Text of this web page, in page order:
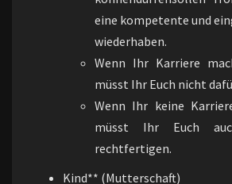
eine kompetente und
wiederhaben.
Wenn Ihr Karriere
müsst Ihr Euch nicht
Wenn Ihr keine
müsst Ihr Euch
rechtfertigen.
Kind** (Mutterschaft)